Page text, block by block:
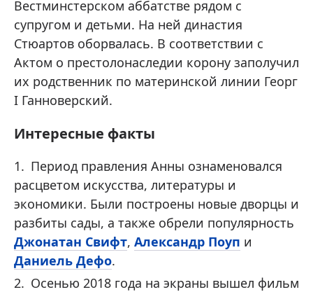
Вестминстерском аббатстве рядом с
супругом и детьми. На ней династия
Стюартов оборвалась. В соответствии с
Актом о престолонаследии корону заполучил
их родственник по материнской линии Георг
I Ганноверский.
Интересные факты
Период правления Анны ознаменовался
расцветом искусства, литературы и
экономики. Были построены новые дворцы и
разбиты сады, а также обрели популярность
Джонатан Свифт, Александр Поуп и
Даниель Дефо.
Осенью 2018 года на экраны вышел фильм